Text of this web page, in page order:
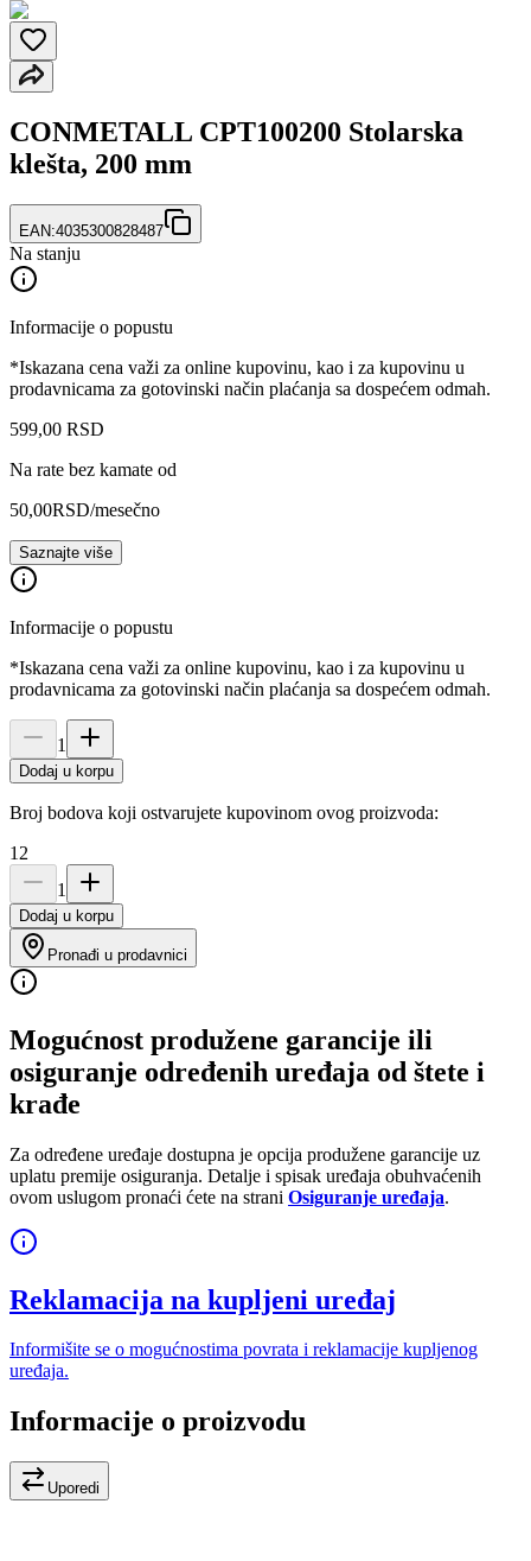
CONMETALL CPT100200 Stolarska
klešta, 200 mm
EAN:4035300828487
Na stanju
Informacije o popustu
*Iskazana cena važi za online kupovinu, kao i za kupovinu u
prodavnicama za gotovinski način plaćanja sa dospećem odmah.
599,00 RSD
Na rate bez kamate od
50,00RSD/mesečno
Saznajte više
Informacije o popustu
*Iskazana cena važi za online kupovinu, kao i za kupovinu u
prodavnicama za gotovinski način plaćanja sa dospećem odmah.
1
Dodaj u korpu
Broj bodova koji ostvarujete kupovinom ovog proizvoda:
12
1
Dodaj u korpu
Pronađi u prodavnici
Mogućnost produžene garancije ili
osiguranje određenih uređaja od štete i
krađe
Za određene uređaje dostupna je opcija produžene garancije uz
uplatu premije osiguranja. Detalje i spisak uređaja obuhvaćenih
ovom uslugom pronaći ćete na strani Osiguranje uređaja.
Reklamacija na kupljeni uređaj
Informišite se o mogućnostima povrata i reklamacije kupljenog
uređaja.
Informacije o proizvodu
Uporedi